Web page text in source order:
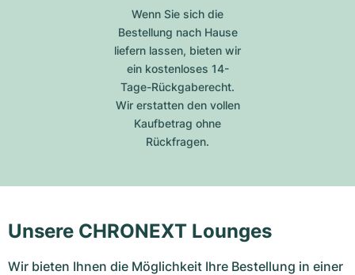
Wenn Sie sich die
Bestellung nach Hause
liefern lassen, bieten wir
ein kostenloses 14-
Tage-Rückgaberecht.
Wir erstatten den vollen
Kaufbetrag ohne
Rückfragen.
Unsere CHRONEXT Lounges
Wir bieten Ihnen die Möglichkeit Ihre Bestellung in einer